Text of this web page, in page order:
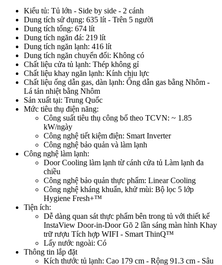
Kiểu tủ: Tủ lớn - Side by side - 2 cánh
Dung tích sử dụng: 635 lít - Trên 5 người
Dung tích tổng: 674 lít
Dung tích ngăn đá: 219 lít
Dung tích ngăn lạnh: 416 lít
Dung tích ngăn chuyển đổi: Không có
Chất liệu cửa tủ lạnh: Thép không gỉ
Chất liệu khay ngăn lạnh: Kính chịu lực
Chất liệu ống dẫn gas, dàn lạnh: Ống dẫn gas bằng Nhôm -
Lá tản nhiệt bằng Nhôm
Sản xuất tại: Trung Quốc
Mức tiêu thụ điện năng:
Công suất tiêu thụ công bố theo TCVN: ~ 1.85
kW/ngày
Công nghệ tiết kiệm điện: Smart Inverter
Công nghệ bảo quản và làm lạnh
Công nghệ làm lạnh:
Door Cooling làm lạnh từ cánh cửa tủ Làm lạnh đa
chiều
Công nghệ bảo quản thực phẩm: Linear Cooling
Công nghệ kháng khuẩn, khử mùi: Bộ lọc 5 lớp
Hygiene Fresh+™
Tiện ích:
Dễ dàng quan sát thực phẩm bên trong tủ với thiết kế
InstaView Door-in-Door Gõ 2 lần sáng màn hình Khay
trữ rượu Tích hợp WIFI - Smart ThinQ™
Lấy nước ngoài: Có
Thông tin lắp đặt
Kích thước tủ lạnh: Cao 179 cm - Rộng 91.3 cm - Sâu